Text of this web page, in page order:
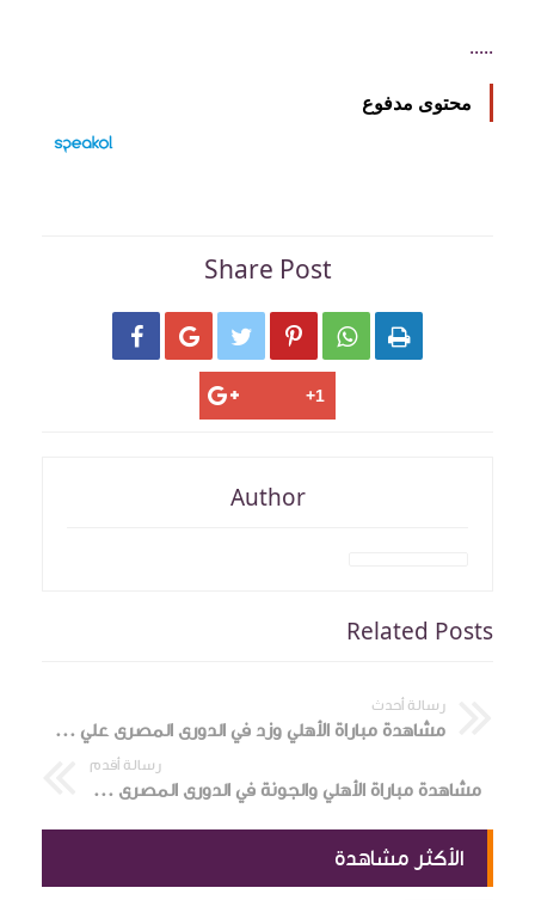
.....
محتوى مدفوع
Share Post
     
Author
Related Posts
رسالة أحدث
مشاهدة مباراة الأهلي وزد في الدورى المصرى علي كورة 9090
رسالة أقدم
مشاهدة مباراة الأهلي والجونة في الدورى المصرى علي كورة 9090
الأكثر مشاهدة